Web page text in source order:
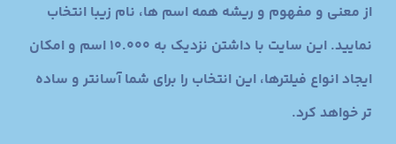
از معنی و مفهوم و ریشه همه اسم ها، نام زیبا انتخاب
نمایید. این سایت با داشتن نزدیک به 10.000 اسم و امکان
ایجاد انواع فیلترها، این انتخاب را برای شما آسانتر و ساده
تر خواهد کرد.